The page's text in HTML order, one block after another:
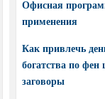
Офисная
применения
Как привлечь
богатства по
заговоры